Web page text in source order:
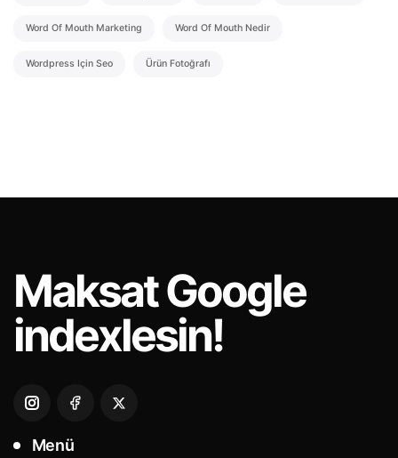
Word Of Mouth Marketing Word Of Mouth Nedir
Wordpress Için Seo Ürün Fotoğrafı
MaksatGoogle
indexlesin!
Menü